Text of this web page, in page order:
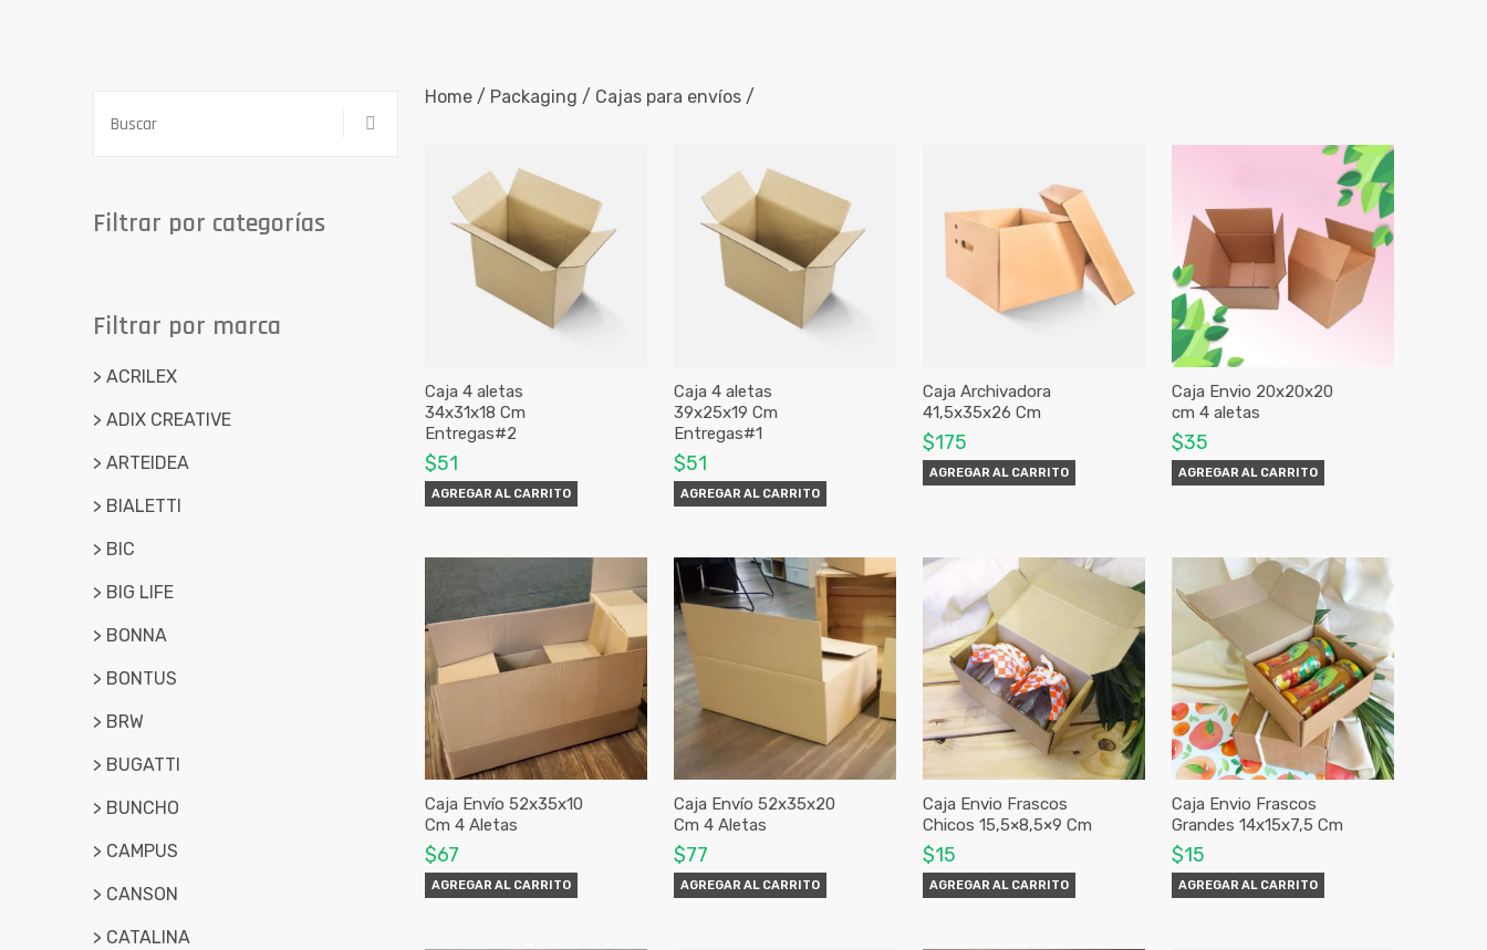
Home / Packaging / Cajas para envíos /
Caja 4 aletas
34x31x18 Cm
Entregas#2
$51
AGREGAR AL CARRITO
Caja 4 aletas
39x25x19 Cm
Entregas#1
$51
AGREGAR AL CARRITO
Caja Archivadora
41,5x35x26 Cm
$175
AGREGAR AL CARRITO
Caja Envio 20x20x20
cm 4 aletas
$35
AGREGAR AL CARRITO
Caja Envío 52x35x10
Cm 4 Aletas
$67
AGREGAR AL CARRITO
Caja Envío 52x35x20
Cm 4 Aletas
$77
AGREGAR AL CARRITO
Caja Envio Frascos
Chicos 15,5×8,5×9 Cm
$15
AGREGAR AL CARRITO
Caja Envio Frascos
Grandes 14x15x7,5 Cm
$15
AGREGAR AL CARRITO
Filtrar por categorías
Filtrar por marca
> ACRILEX
> ADIX CREATIVE
> ARTEIDEA
> BIALETTI
> BIC
> BIG LIFE
> BONNA
> BONTUS
> BRW
> BUGATTI
> BUNCHO
> CAMPUS
> CANSON
> CATALINA